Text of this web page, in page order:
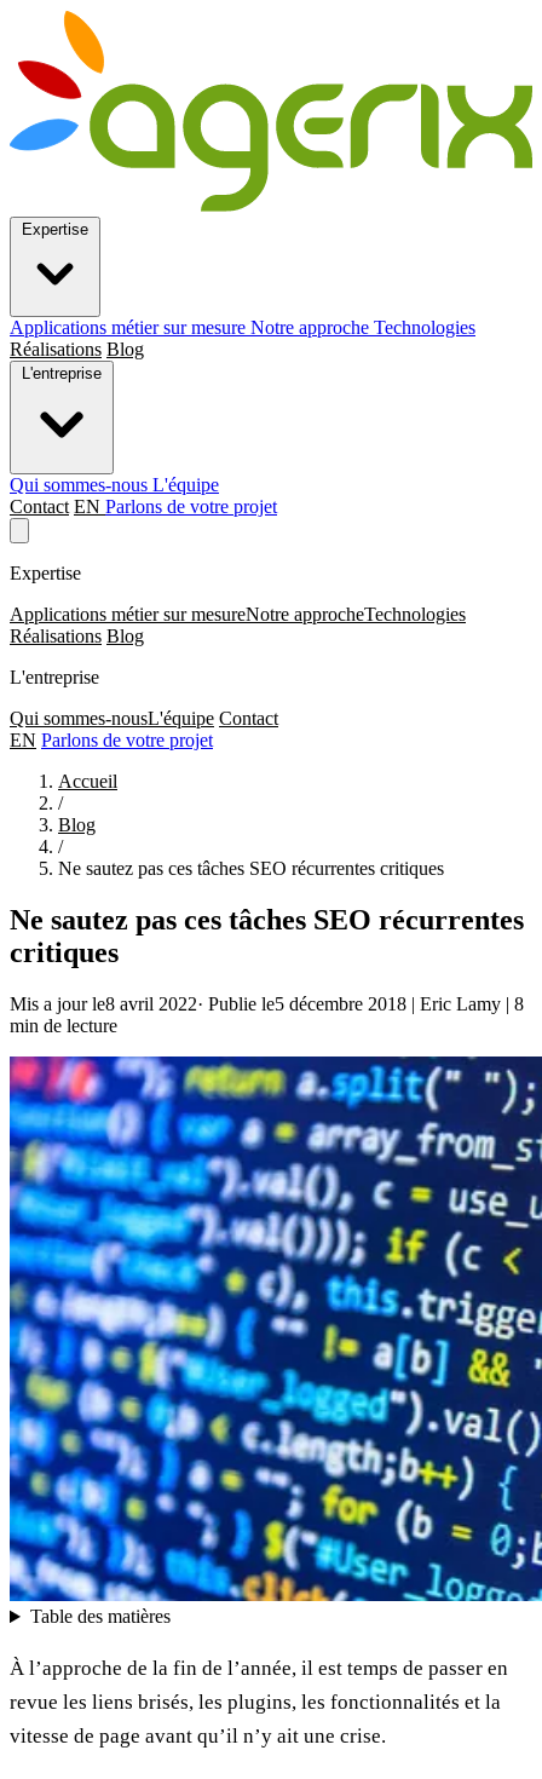
Applications métier sur mesure Notre approche Technologies
Réalisations Blog
Qui sommes-nous L'équipe
Contact EN Parlons de votre projet
Expertise
Applications métier sur mesureNotre approcheTechnologies
Réalisations Blog
L'entreprise
Qui sommes-nousL'équipe Contact
EN Parlons de votre projet
Accueil
/
Blog
/
Ne sautez pas ces tâches SEO récurrentes critiques
Ne sautez pas ces tâches SEO récurrentes
critiques
Mis a jour le8 avril 2022· Publie le5 décembre 2018 | Eric Lamy | 8
min de lecture
Table des matières
À l’approche de la fin de l’année, il est temps de passer en
revue les liens brisés, les plugins, les fonctionnalités et la
vitesse de page avant qu’il n’y ait une crise.